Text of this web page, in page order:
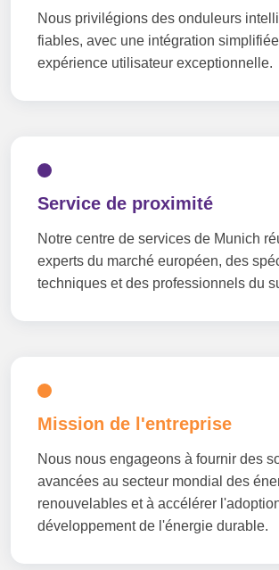
Nous privilégions des onduleurs
fiables, avec une intégration
expérience utilisateur exceptionnelle.
Service de proximité
Notre centre de services de Munich
experts du marché européen, des
techniques et des professionnels du
Mission de l'entreprise
Nous nous engageons à fournir des
avancées au secteur mondial des
renouvelables et à accélérer
développement de l'énergie durable.